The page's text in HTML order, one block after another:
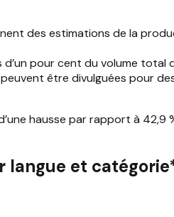
des estimations de la
pour cent du volume total
être divulguées pour
hausse par rapport à 42,9
langue et